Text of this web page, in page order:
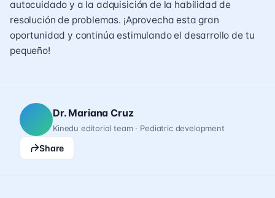
autocuidado y a la adquisición de la habilidad de
resolución de problemas. ¡Aprovecha esta gran
oportunidad y continúa estimulando el desarrollo de tu
pequeño!
Dr. Mariana Cruz
Kinedu editorial team · Pediatric development
Share